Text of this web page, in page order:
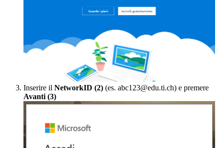
Inserire il NetworkID (2) (es. abc123@edu.ti.ch) e premere
Avanti (3)